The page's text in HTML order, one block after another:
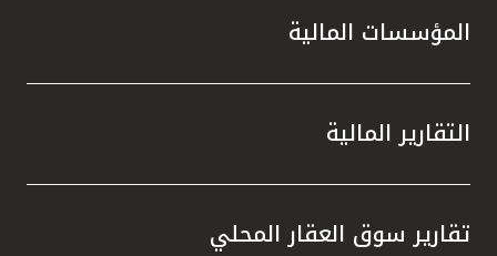
المؤسسات المالية
التقارير المالية
تقارير سوق العقار المحلي